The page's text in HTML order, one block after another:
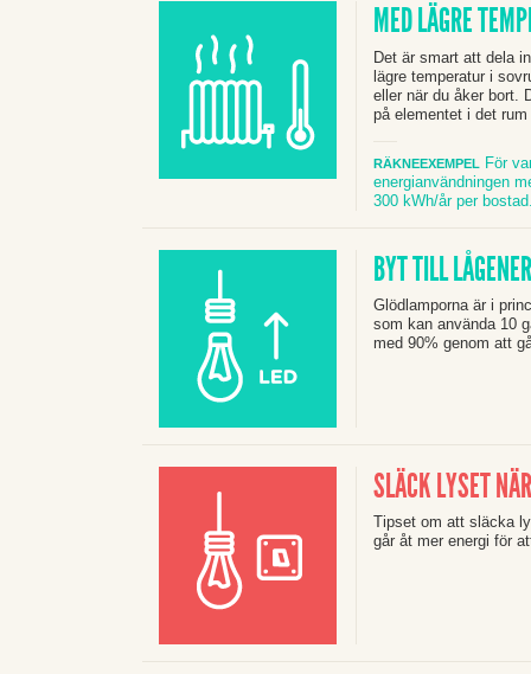
MED LÄGRE
Det är smart att dela
lägre temperatur i
eller när du åker bort.
på elementeti det rum
RÄKNEEXEMPELFör
energianvändningen
300 kWh/år per
BYT TILL
Glödlamporna är i
som kan använda 10
med 90% genom att
SLÄCK LYSET
Tipset om att släcka
går åt mer energi för